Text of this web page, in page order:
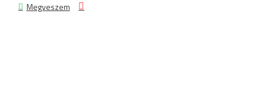
Megveszem